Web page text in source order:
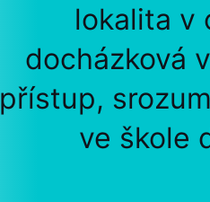
lokalita v
docházková
přístup,
ve škole